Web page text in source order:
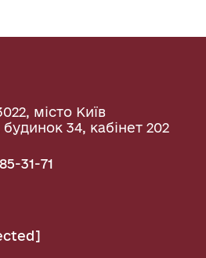
місто Київ
34, кабінет 202
31-71